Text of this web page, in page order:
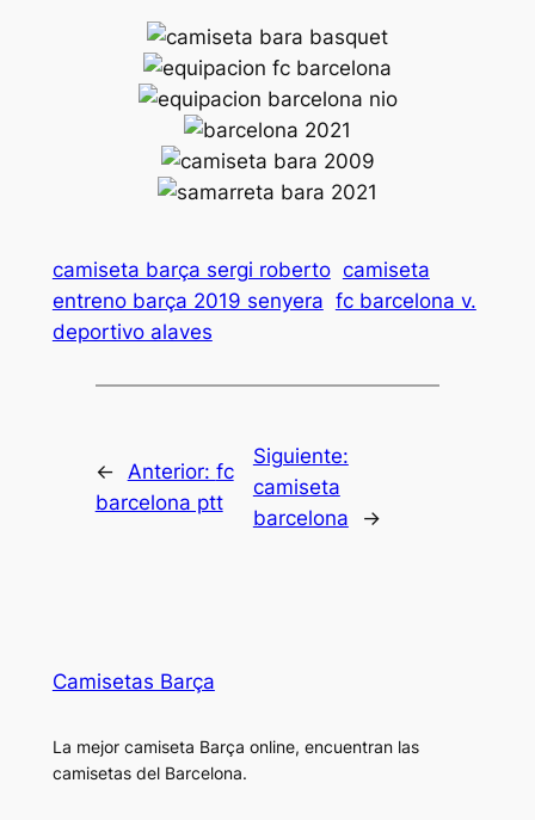
camiseta barça sergi roberto camiseta
entreno barça 2019 senyera fc barcelona v.
deportivo alaves
← Anterior: fc
barcelona ptt
Siguiente:
camiseta
barcelona
→
Camisetas Barça
La mejor camiseta Barça online, encuentran las
camisetas del Barcelona.